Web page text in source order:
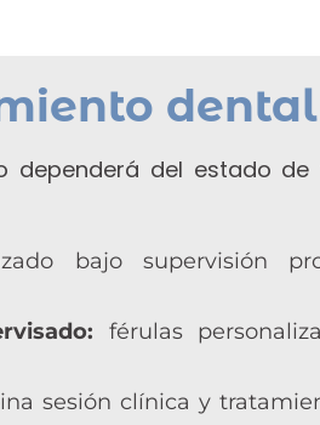
dental
dependerá del estado
bajo supervisión
férulas
sesión clínica y